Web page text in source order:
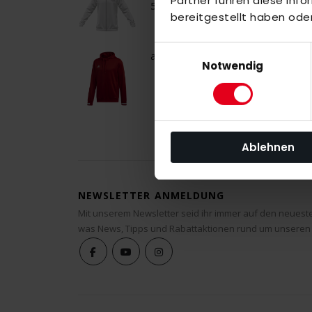
bereitgestellt haben
Notwendig
Ablehnen
55,00 €
adidas T19 Hoody Men power red/
NEWSLETTER ANMELDUNG
Mit unserem Newsletter seid ihr immer auf den
was News, Tipps und Rabattaktionen rund um